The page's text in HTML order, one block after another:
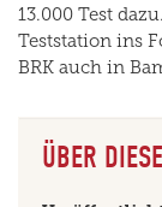
13.000 Test
Teststation ins
BRK auch in
ÜBER